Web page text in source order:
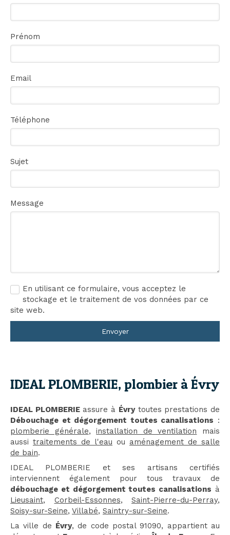
Prénom
Email
Téléphone
Sujet
Message
En utilisant ce formulaire, vous acceptez le
stockage et le traitement de vos données par ce
site web.
Envoyer
IDEAL PLOMBERIE, plombier à Évry
IDEAL PLOMBERIEassure à Évrytoutes prestations de
Débouchage et dégorgement toutes canalisations :
plomberie générale,installation de ventilation mais
aussi traitements de l'eau ou aménagement de salle
de bain.
IDEAL PLOMBERIE et ses artisans certifiés
interviennent également pour tous travaux de
débouchage et dégorgement toutes canalisations à
Lieusaint, Corbeil-Essonnes, Saint-Pierre-du-Perray,
Soisy-sur-Seine, Villabé, Saintry-sur-Seine.
La ville de Évry, de code postal 91090, appartient au